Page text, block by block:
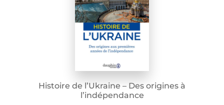
Histoire de l’Ukraine – Des origines à
l’indépendance